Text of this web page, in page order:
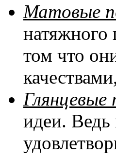
Матовые
натяжного
том что
Глянцевые
идеи. Ведь